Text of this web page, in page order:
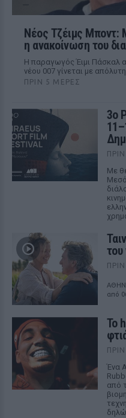
Νέος Τζέιμς Μποντ:
η ανακοίνωση του
Η παραγωγός Έιμι Πάσκαλ
νέου 007 γίνεται με
ΠΡΙΝ 5 ΜΈΡΕΣ
3ο
Με
του
από
Το
Ένα
από